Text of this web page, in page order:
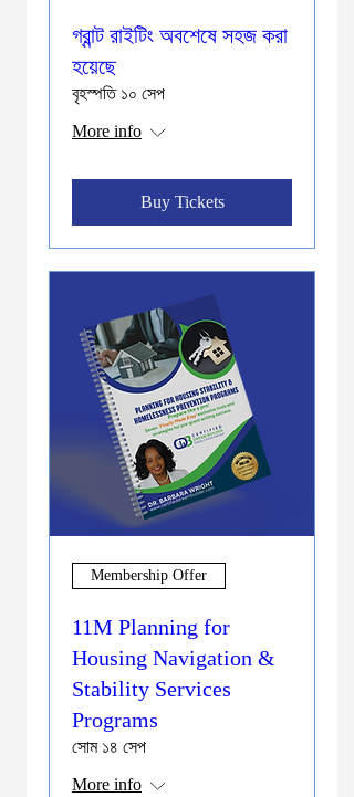
গ্রান্ট রাইটিং অবশেষে সহজ করা
হয়েছে
বৃহস্পতি ১০ সেপ
More info
Buy Tickets
Membership Offer
11M Planning for
Housing Navigation &
Stability Services
Programs
সোম ১৪ সেপ
More info